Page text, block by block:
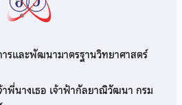
รและพัฒนามาตรฐานวิทยาศาสตร์
พี่นางเธอ เจ้าฟ้ากัลยาณิวัฒนา กรม